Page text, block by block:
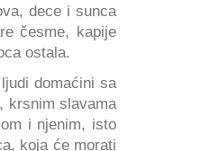
dece i sunca
česme, kapije
ostala.
domaćini sa
krsnim slavama
i njenim, isto
koja će morati